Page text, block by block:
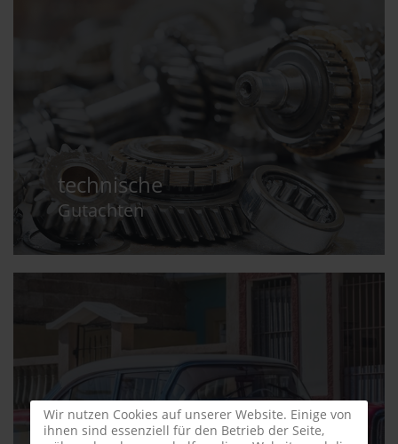
technische
Gutachten
Wir nutzen Cookies auf unserer Website. Einige von
ihnen sind essenziell für den Betrieb der Seite,